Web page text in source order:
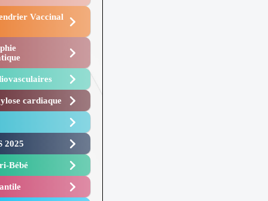
Vaccinal
cardiaque
2025
Bébé